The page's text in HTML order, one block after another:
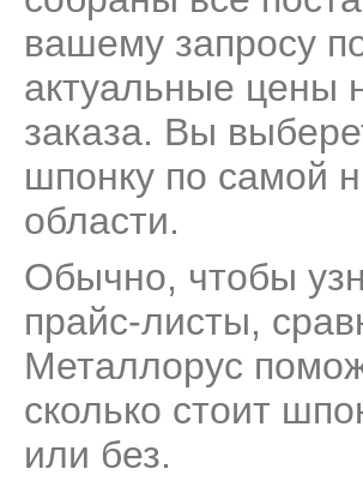
вашему запросу
актуальные цены
заказа. Вы
шпонку по самой
области.
Обычно, чтобы
прайс-листы,
Металлорус
сколько стоит
или без.